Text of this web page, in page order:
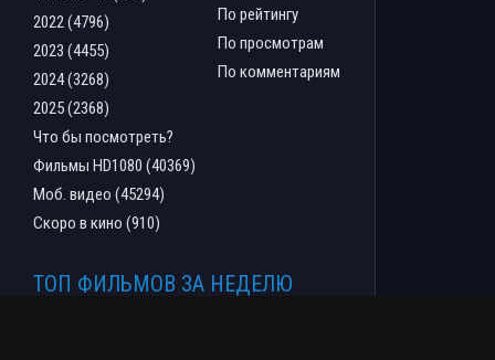
2022 (4796)
2023 (4455)
2024 (3268)
2025 (2368)
Что бы посмотреть?
Фильмы HD1080 (40369)
Моб. видео (45294)
Скоро в кино (910)
По рейтингу
По просмотрам
По комментариям
ТОП ФИЛЬМОВ ЗА НЕДЕЛЮ